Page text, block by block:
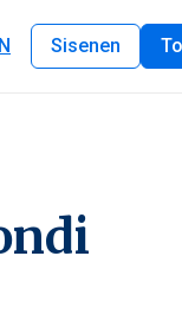
Sisenen